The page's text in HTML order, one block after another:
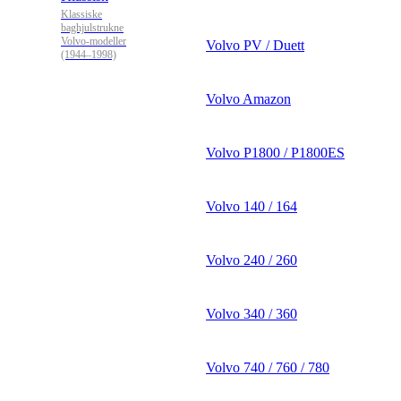
Klassiske
baghjulstrukne
Volvo-modeller
(1944–1998)
Volvo PV / Duett
Volvo Amazon
Volvo P1800 / P1800ES
Volvo 140 / 164
Volvo 240 / 260
Volvo 340 / 360
Volvo 740 / 760 / 780